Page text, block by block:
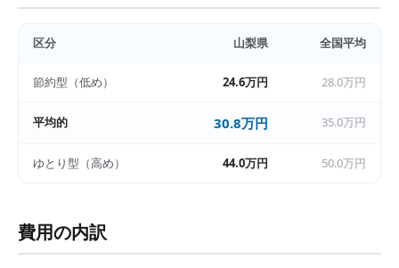
区分 山梨県 全国平均
節約型（低め） 24.6万円 28.0万円
平均的 30.8万円 35.0万円
ゆとり型（高め） 44.0万円 50.0万円
費用の内訳